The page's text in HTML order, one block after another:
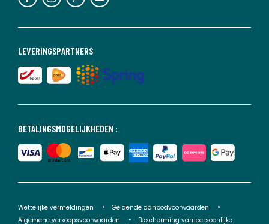
BETALINGSMOGELIJKHEDEN :
LEVERINGSPARTNERS
Wettelijke vermeldingen
Geldende aanbodvoorwaarden
Algemene verkoopsvoorwaarden
Bescherming van persoonlijke